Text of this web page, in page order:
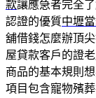
款讓應急者完全
認證的優質中壢
舖借錢怎麼辦頂
屋貸款客戶的證
商品的基本規則
項目包含寵物殯